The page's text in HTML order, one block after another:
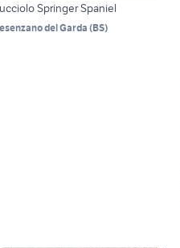
Springer Spaniel
del Garda (BS)